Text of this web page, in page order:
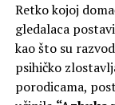
Retko kojoj
gledalaca
kao što su
psihičko
porodicama,